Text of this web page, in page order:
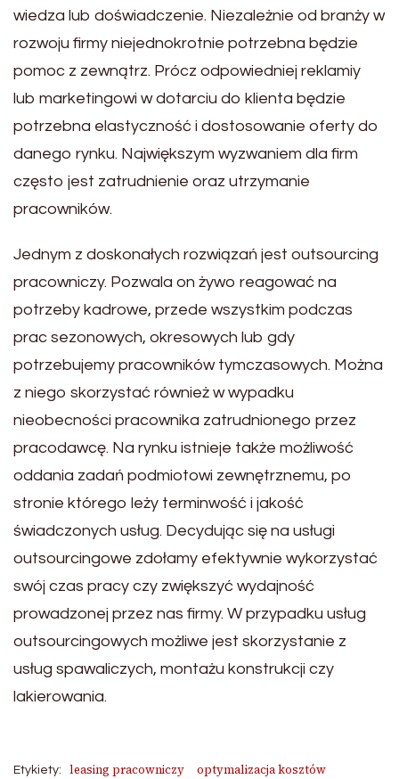
wiedza lub doświadczenie. Niezależnie od branży w
rozwoju firmy niejednokrotnie potrzebna będzie
pomoc z zewnątrz. Prócz odpowiedniej reklamiy
lub marketingowi w dotarciu do klienta będzie
potrzebna elastyczność i dostosowanie oferty do
danego rynku. Największym wyzwaniem dla firm
często jest zatrudnienie oraz utrzymanie
pracowników.
Jednym z doskonałych rozwiązań jest outsourcing
pracowniczy. Pozwala on żywo reagować na
potrzeby kadrowe, przede wszystkim podczas
prac sezonowych, okresowych lub gdy
potrzebujemy pracowników tymczasowych. Można
z niego skorzystać również w wypadku
nieobecności pracownika zatrudnionego przez
pracodawcę. Na rynku istnieje także możliwość
oddania zadań podmiotowi zewnętrznemu, po
stronie którego leży terminwość i jakość
świadczonych usług. Decydując się na usługi
outsourcingowe zdołamy efektywnie wykorzystać
swój czas pracy czy zwiększyć wydajność
prowadzonej przez nas firmy. W przypadku usług
outsourcingowych możliwe jest skorzystanie z
usług spawaliczych, montażu konstrukcji czy
lakierowania.
Etykiety: leasing pracowniczy
optymalizacja kosztów